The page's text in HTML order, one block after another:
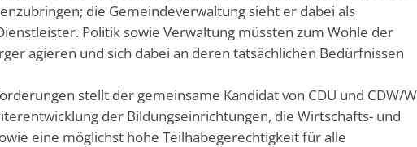
die Gemeindeverwaltung sieht er dabei als
Politik sowie Verwaltung müssten zum Wohle der
agieren und sich dabei an deren tatsächlichen Bedürfnissen
stellt der gemeinsame Kandidat von CDU und CDW/
der Bildungseinrichtungen, die Wirtschafts- und
eine möglichst hohe Teilhabegerechtigkeit für alle